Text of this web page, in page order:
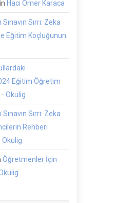
Hacı Ömer Karaca
Sırrı: Zeka
Eğitim Koçluğunun
Eğitim Öğretim
- Okulig
Sırrı: Zeka
Rehberi
Okulig
Öğretmenler İçin